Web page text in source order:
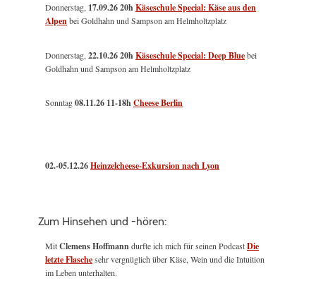
Donnerstag, 17.09.26 20hKäseschule Special: Käse aus den
Alpenbei Goldhahn und Sampson am Helmholtzplatz
Donnerstag, 22.10.26 20hKäseschule Special: Deep Bluebei
Goldhahn und Sampson am Helmholtzplatz
Sonntag08.11.26 11-18hCheese Berlin
02.-05.12.26Heinzelcheese-Exkursion nach Lyon
Zum Hinsehen und -hören:
MitClemens Hoffmanndurfte ich mich für seinen PodcastDie
letzte Flaschesehr vergnüglich über Käse, Wein und die Intuition
im Leben unterhalten.